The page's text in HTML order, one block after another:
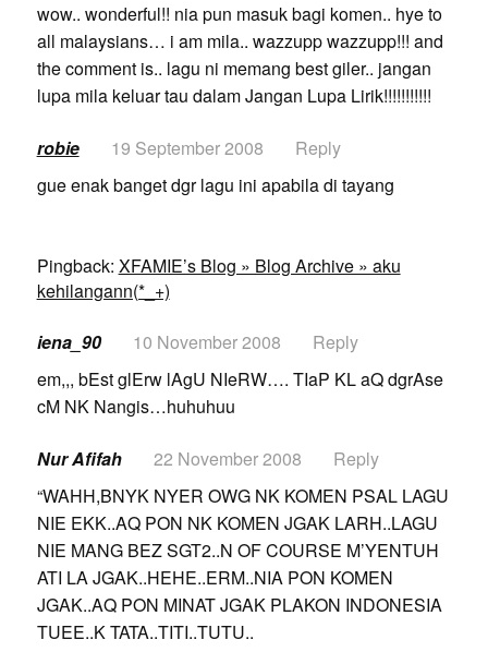
wow.. wonderful!! nia pun masuk bagi komen.. hye to
all malaysians… i am mila.. wazzupp wazzupp!!! and
the comment is.. lagu ni memang best giler.. jangan
lupa mila keluar tau dalam Jangan Lupa Lirik!!!!!!!!!!!
robie 19 September 2008
Reply
gue enak banget dgr lagu ini apabila di tayang
Pingback: XFAMIE’s Blog » Blog Archive » aku
kehilangann(*_+)
iena_90 10 November 2008
Reply
em,,, bEst glErw lAgU NIeRW…. TIaP KL aQ dgrAse
cM NK Nangis…huhuhuu
Nur Afifah 22 November 2008
Reply
“WAHH,BNYK NYER OWG NK KOMEN PSAL LAGU
NIE EKK..AQ PON NK KOMEN JGAK LARH..LAGU
NIE MANG BEZ SGT2..N OF COURSE M’YENTUH
ATI LA JGAK..HEHE..ERM..NIA PON KOMEN
JGAK..AQ PON MINAT JGAK PLAKON INDONESIA
TUEE..K TATA..TITI..TUTU..